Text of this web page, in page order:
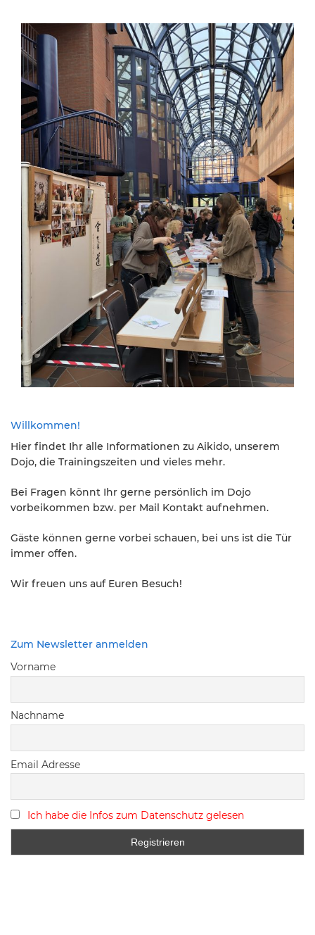
Willkommen!
Hier findet Ihr alle Informationen zu Aikido, unserem
Dojo, die Trainingszeiten und vieles mehr.
Bei Fragen könnt Ihr gerne persönlich im Dojo
vorbeikommen bzw. per Mail Kontakt aufnehmen.
Gäste können gerne vorbei schauen, bei uns ist die Tür
immer offen.
Wir freuen uns auf Euren Besuch!
Zum Newsletter anmelden
Vorname
Nachname
Email Adresse
Ich habe die Infos zum Datenschutz gelesen